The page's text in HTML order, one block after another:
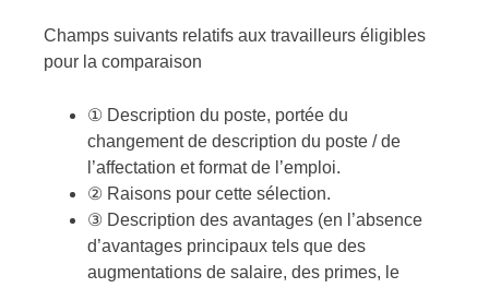
Champs suivants relatifs aux travailleurs éligibles
pour la comparaison
① Description du poste, portée du
changement de description du poste / de
l’affectation et format de l’emploi.
② Raisons pour cette sélection.
③ Description des avantages (en l’absence
d’avantages principaux tels que des
augmentations de salaire, des primes, le